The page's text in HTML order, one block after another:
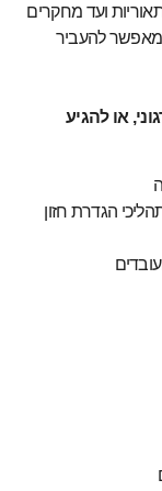
ועד מחקרים
המאפשר להעביר
או להגיע
הגדרת חזון